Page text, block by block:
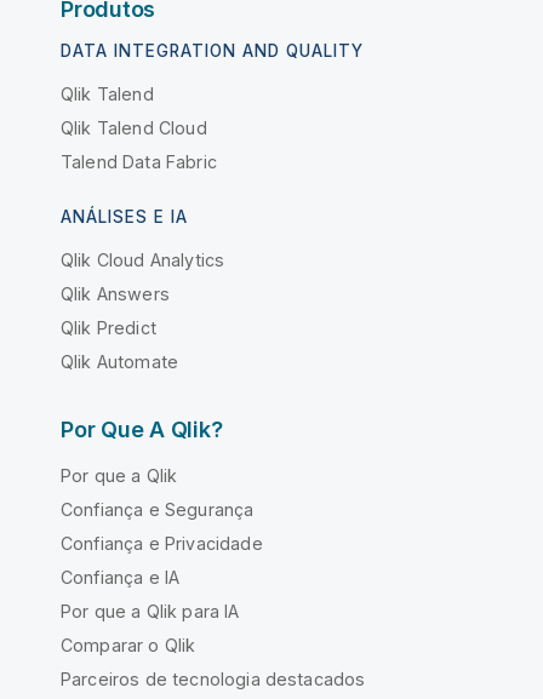
Produtos
DATA INTEGRATION AND QUALITY
Qlik Talend
Qlik Talend Cloud
Talend Data Fabric
ANÁLISES E IA
Qlik Cloud Analytics
Qlik Answers
Qlik Predict
Qlik Automate
Por Que A Qlik?
Por que a Qlik
Confiança e Segurança
Confiança e Privacidade
Confiança e IA
Por que a Qlik para IA
Comparar o Qlik
Parceiros de tecnologia destacados